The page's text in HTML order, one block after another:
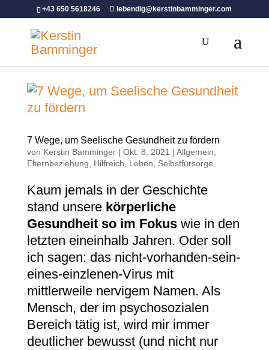
+43 650 5618246 lebendig@kerstinbamminger.com
7 Wege, um Seelische Gesundheit zu fördern
von Kerstin Bamminger| Okt. 8, 2021 | Allgemein
Elternbeziehung
Hilfreich Leben Selbstfürsorge
Kaum jemals in der Geschichte
stand unsere körperliche
Gesundheit so im Fokuswie in den
letzten eineinhalb Jahren. Oder soll
ich sagen: das nicht-vorhanden-sein-
eines-einzlenen-Virus mit
mittlerweile nervigem Namen. Als
Mensch, der im psychosozialen
Bereich tätig ist, wird mir immer
deutlicher bewusst (und nicht nur